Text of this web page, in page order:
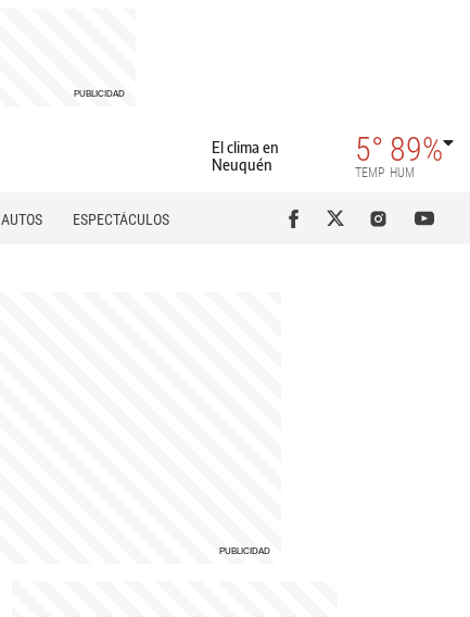
El clima en
Neuquén
5°
TEMP
89%
HUM
AUTOS
ESPECTÁCULOS